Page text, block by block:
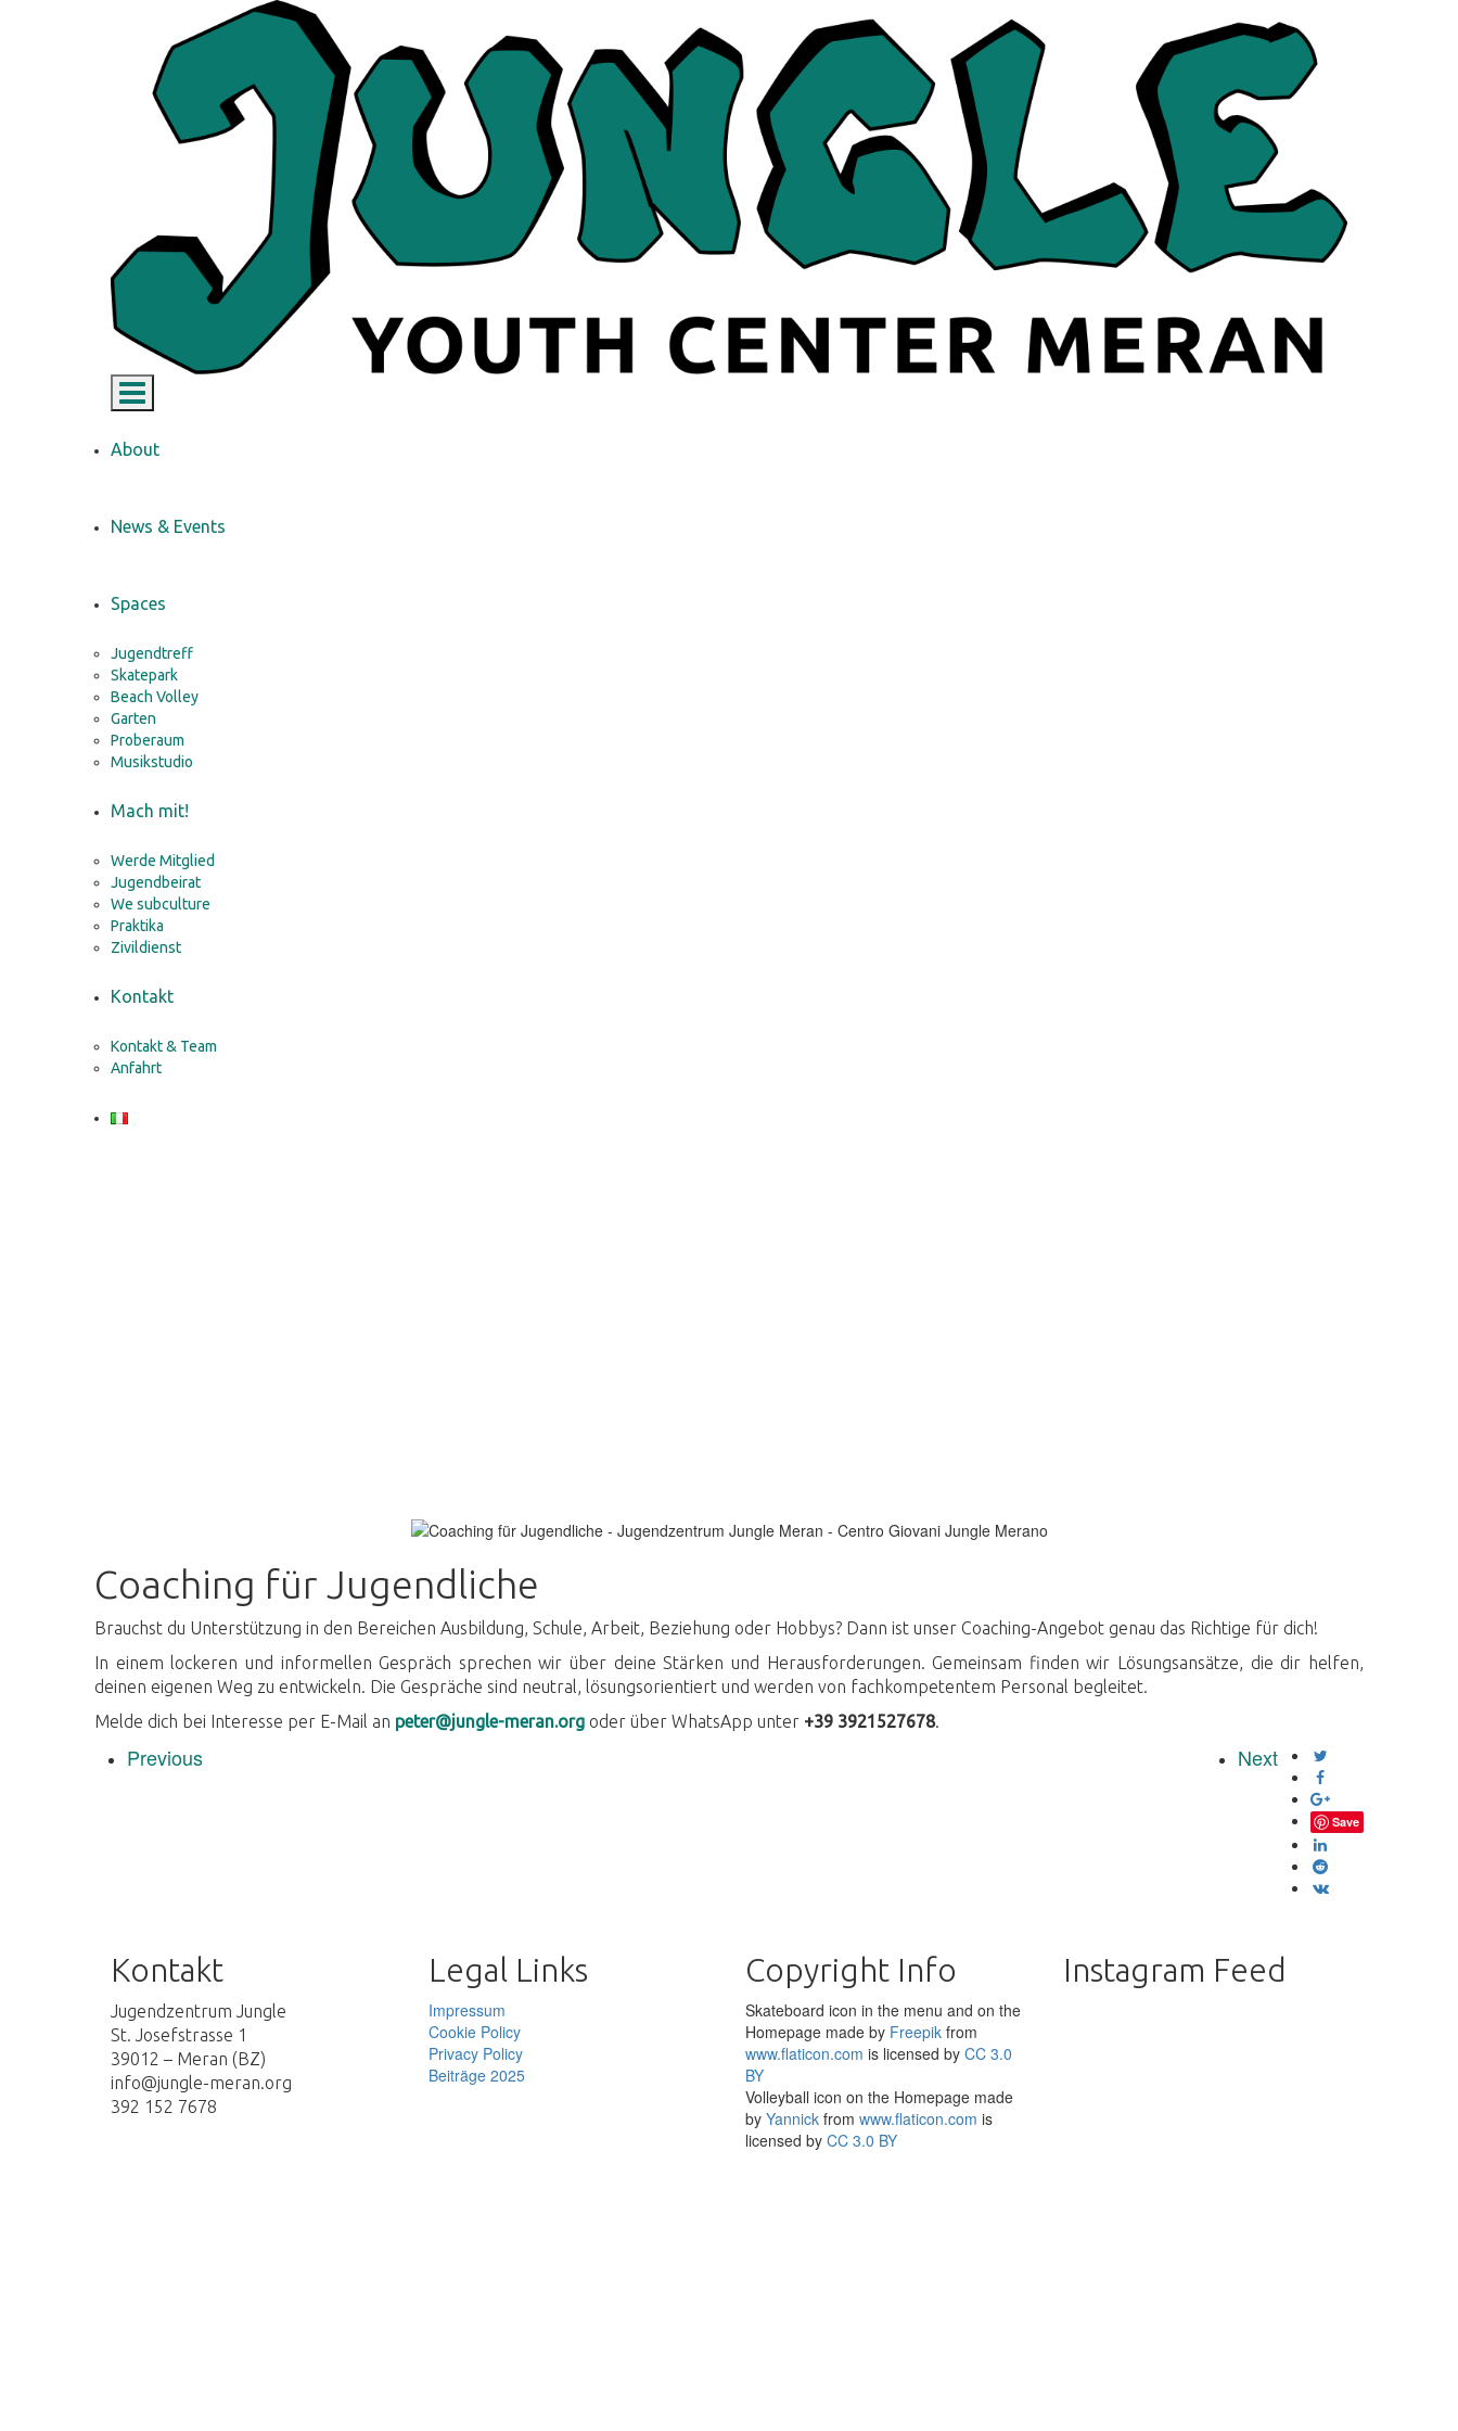
Toggle navigation
About
News & Events
Spaces
Jugendtreff
Skatepark
Beach Volley
Garten
Proberaum
Musikstudio
Mach mit!
Werde Mitglied
Jugendbeirat
We subculture
Praktika
Zivildienst
Kontakt
Kontakt & Team
Anfahrt
Coaching für Jugendliche
Brauchst du Unterstützung in den Bereichen Ausbildung, Schule, Arbeit, Beziehung oder Hobbys? Dann ist unser Coaching-Angebot genau das Richtige für dich!
In einem lockeren und informellen Gespräch sprechen wir über deine Stärken und Herausforderungen. Gemeinsam finden wir Lösungsansätze, die dir helfen,
deinen eigenen Weg zu entwickeln. Die Gespräche sind neutral, lösungsorientiert und werden von fachkompetentem Personal begleitet.
Melde dich bei Interesse per E-Mail an peter@jungle-meran.org oder über WhatsApp unter +39 3921527678.
Save
Previous Next
Kontakt
Jugendzentrum Jungle
St. Josefstrasse 1
39012 – Meran (BZ)
info@jungle-meran.org
392 152 7678
Legal Links
Impressum
Cookie Policy
Privacy Policy
Beiträge 2025
Copyright Info
Skateboard icon in the menu and on the
Homepage made by Freepik from
www.flaticon.com is licensed by CC 3.0
BY
Volleyball icon on the Homepage made
by Yannick from www.flaticon.com is
licensed by CC 3.0 BY
Instagram Feed